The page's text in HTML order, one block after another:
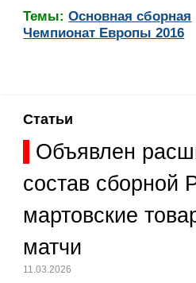
Темы:Основная сборная
Чемпионат Европы 2016
Статьи
Объявлен
состав сборной
мартовские
матчи
11.03.2026